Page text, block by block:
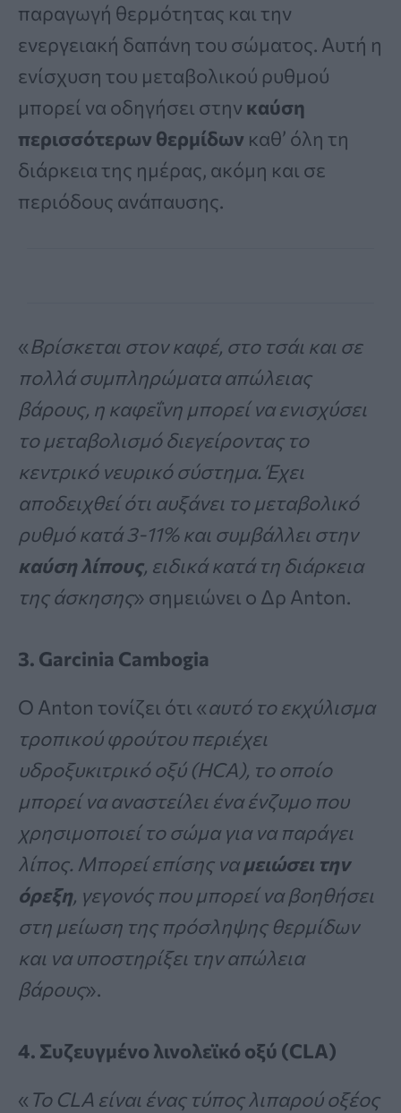
παραγωγή θερμότητας και την
ενεργειακή δαπάνη του σώματος. Αυτή η
ενίσχυση του μεταβολικού ρυθμού
μπορεί να οδηγήσει στην καύση
περισσότερων θερμίδων καθ’ όλη τη
διάρκεια της ημέρας, ακόμη και σε
περιόδους ανάπαυσης.
«Βρίσκεται στον καφέ, στο τσάι και σε
πολλά συμπληρώματα απώλειας
βάρους, η καφεΐνη μπορεί να ενισχύσει
το μεταβολισμό διεγείροντας το
κεντρικό νευρικό σύστημα. Έχει
αποδειχθεί ότι αυξάνει το μεταβολικό
ρυθμό κατά 3-11% και συμβάλλει στην
καύση λίπους, ειδικά κατά τη διάρκεια
της άσκησης» σημειώνει ο Δρ Anton.
3. Garcinia Cambogia
Ο Anton τονίζει ότι «αυτό το εκχύλισμα
τροπικού φρούτου περιέχει
υδροξυκιτρικό οξύ (HCA), το οποίο
μπορεί να αναστείλει ένα ένζυμο που
χρησιμοποιεί το σώμα για να παράγει
λίπος. Μπορεί επίσης ναμειώσει την
όρεξη, γεγονός που μπορεί να βοηθήσει
στη μείωση της πρόσληψης θερμίδων
και να υποστηρίξει την απώλεια
βάρους».
4. Συζευγμένο λινολεϊκό οξύ (CLA)
« Το CLA είναι ένας τύπος λιπαρού οξέος